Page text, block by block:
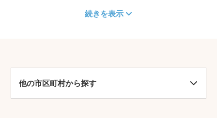
続きを表示
他の市区町村から探す